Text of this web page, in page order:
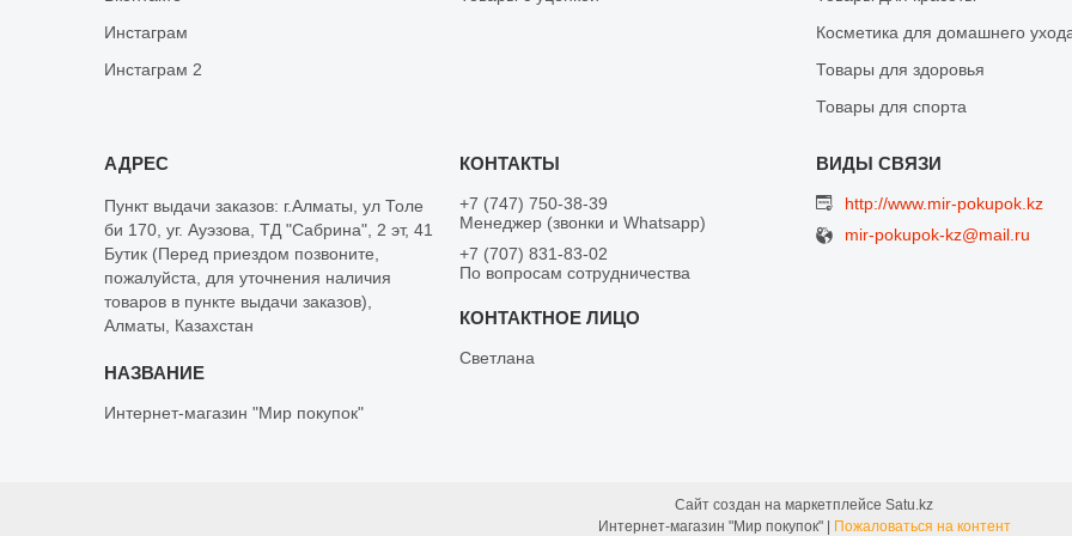
Инстаграм
Инстаграм 2
Косметика для домашнего
Товары для здоровья
Товары для спорта
Пункт выдачи заказов: г.Алматы, ул Толе
би 170, уг. Ауэзова, ТД "Сабрина", 2 эт, 41
Бутик (Перед приездом позвоните,
пожалуйста, для уточнения наличия
товаров в пункте выдачи заказов),
Алматы, Казахстан
Интернет-магазин "Мир покупок"
+7 (747) 750-38-39
Менеджер (звонки и Whatsapp)
+7 (707) 831-83-02
По вопросам сотрудничества
Светлана
http://www.mir-pokupok.kz
mir-pokupok-kz@mail.ru
Сайт создан на маркетплейсе Satu.kz
Пожаловаться на контент